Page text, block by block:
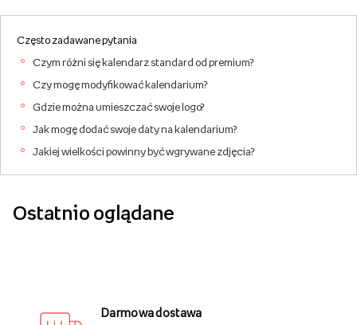
Często zadawane pytania
Czym różni się kalendarz standard od premium?
Czy mogę modyfikować kalendarium?
Gdzie można umieszczać swoje logo?
Jak mogę dodać swoje daty na kalendarium?
Jakiej wielkości powinny być wgrywane zdjęcia?
Ostatnio oglądane
Darmowa dostawa